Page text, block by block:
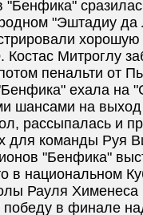
"Бенфика"
"Эштадиу да
Костас Митроглу
пенальти от
ехала на
шансами на
рассыпалась и
для команды Руя
"Бенфика"
в национальном
Рауля
в финале